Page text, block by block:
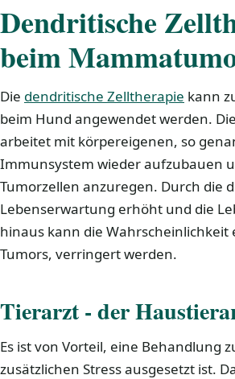
Dendritische
beim
Die dendritische Zelltherapie kann
beim Hund angewendet werden.
arbeitet mit körpereigenen, so
Immunsystem wieder aufzubauen
Tumorzellen anzuregen. Durch die
Lebenserwartung erhöht und die
hinaus kann die Wahrscheinlichkeit
Tumors, verringert werden.
Tierarzt - der
Es ist von Vorteil, eine Behandlung
zusätzlichen Stress ausgesetzt ist.